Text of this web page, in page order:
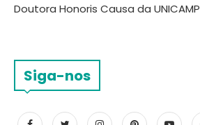
Doutora Honoris Causa da UNICAMP
Siga-nos